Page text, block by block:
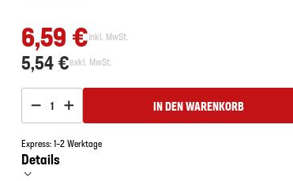
6,59 €inkl. MwSt.
5,54 €exkl. MwSt.
1 IN DEN WARENKORB
Express: 1–2 Werktage
Details